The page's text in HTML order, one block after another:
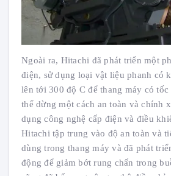
Ngoài ra, Hitachi đã phát triển một
điện, sử dụng loại vật liệu phanh có
lên tới 300 độ C để thang máy có tốc
thể dừng một cách an toàn và chính
dụng công nghệ cấp điện và điều
Hitachi tập trung vào độ an toàn và
dùng trong thang máy và đã phát
động để giảm bớt rung chấn trong